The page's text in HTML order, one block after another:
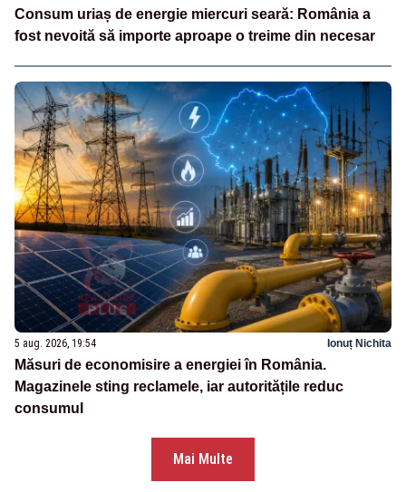
Consum uriaș de energie miercuri seară: România a
fost nevoită să importe aproape o treime din necesar
5 aug. 2026, 19:54 Ionuț Nichita
Măsuri de economisire a energiei în România.
Magazinele sting reclamele, iar autoritățile reduc
consumul
Mai Multe